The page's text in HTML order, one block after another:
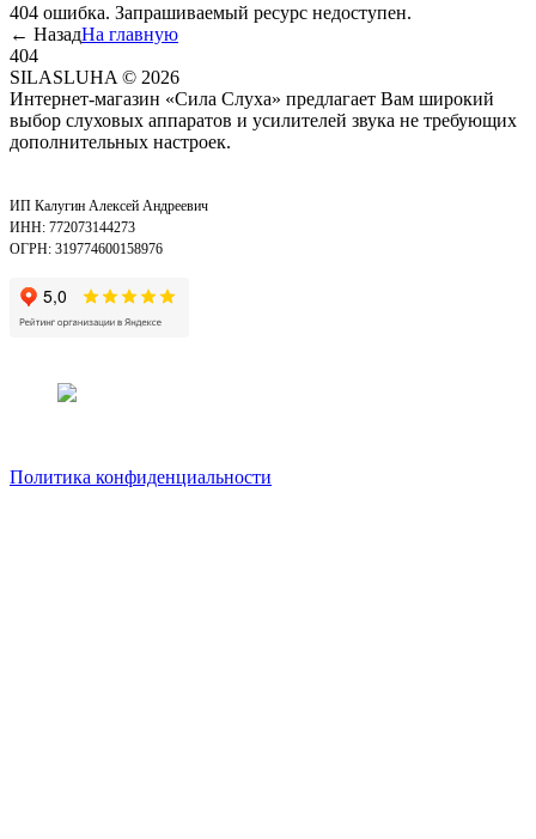
404 ошибка. Запрашиваемый ресурс недоступен.
← НазадНа главную
404
SILASLUHA © 2026
Интернет-магазин «Сила Слуха» предлагает Вам широкий
выбор слуховых аппаратов и усилителей звука не требующих
дополнительных настроек.
ИП Калугин Алексей Андреевич
ИНН: 772073144273
ОГРН: 319774600158976
Политика конфиденциальности